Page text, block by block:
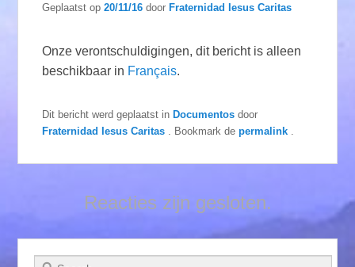
Geplaatst op20/11/16 doorFraternidad Iesus Caritas
Onze verontschuldigingen, dit bericht is alleen
beschikbaar in Français.
Dit bericht werd geplaatst inDocumentos door
Fraternidad Iesus Caritas
. Bookmark depermalink
Reacties zijn gesloten.
Zoeken